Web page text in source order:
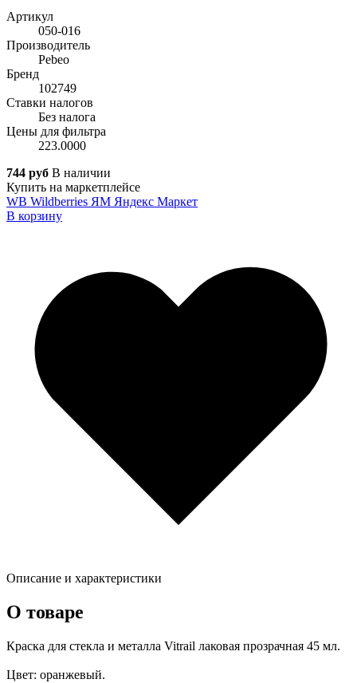
Артикул
050-016
Производитель
Pebeo
Бренд
102749
Ставки налогов
Без налога
Цены для фильтра
223.0000
744 руб В наличии
Купить на маркетплейсе
WB Wildberries ЯМ Яндекс Маркет
В корзину
Описание и характеристики
О товаре
Краска для стекла и металла Vitrail лаковая прозрачная 45 мл.
Цвет: оранжевый.